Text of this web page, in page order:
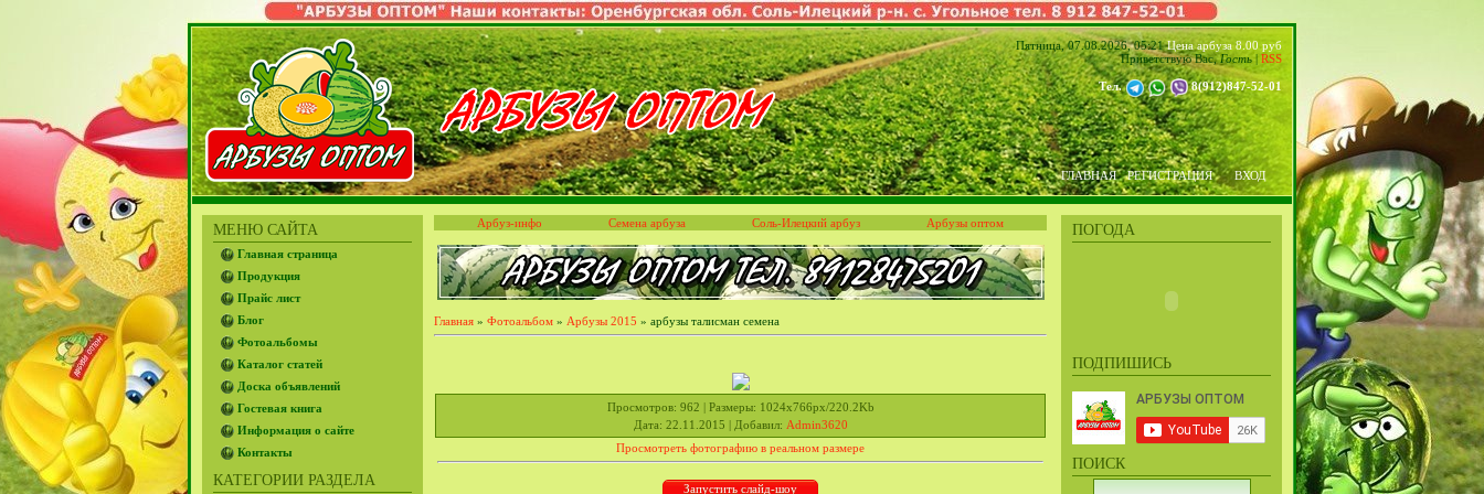
Пятница, 07.08.2026, 05:21Цена арбуза 8.00 руб
Приветствую Вас,Гость| RSS
Тел. 8(912)847-52-01
ГЛАВНАЯ РЕГИСТРАЦИЯ ВХОД
МЕНЮ САЙТА
Главная страница
Продукция
Прайс лист
Блог
Фотоальбомы
Каталог статей
Доска объявлений
Гостевая книга
Информация о сайте
Контакты
КАТЕГОРИИ РАЗДЕЛА
ПОГОДА
ПОДПИШИСЬ
ПОИСК
Арбуз-инфо Семена арбуза Соль-Илецкий арбуз Арбузы оптом
Главная » Фотоальбом » Арбузы 2015 » арбузы талисман семена
Просмотров: 962 | Размеры: 1024x766px/220.2Kb
Дата: 22.11.2015 | Добавил: Admin3620
Просмотреть фотографию в реальном размере